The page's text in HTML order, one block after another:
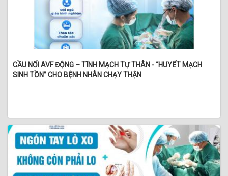
CẦU NỐI AVF ĐỘNG – TĨNH MẠCH TỰ THÂN - “HUYẾT MẠCH
SINH TỒN” CHO BỆNH NHÂN CHẠY THẬN